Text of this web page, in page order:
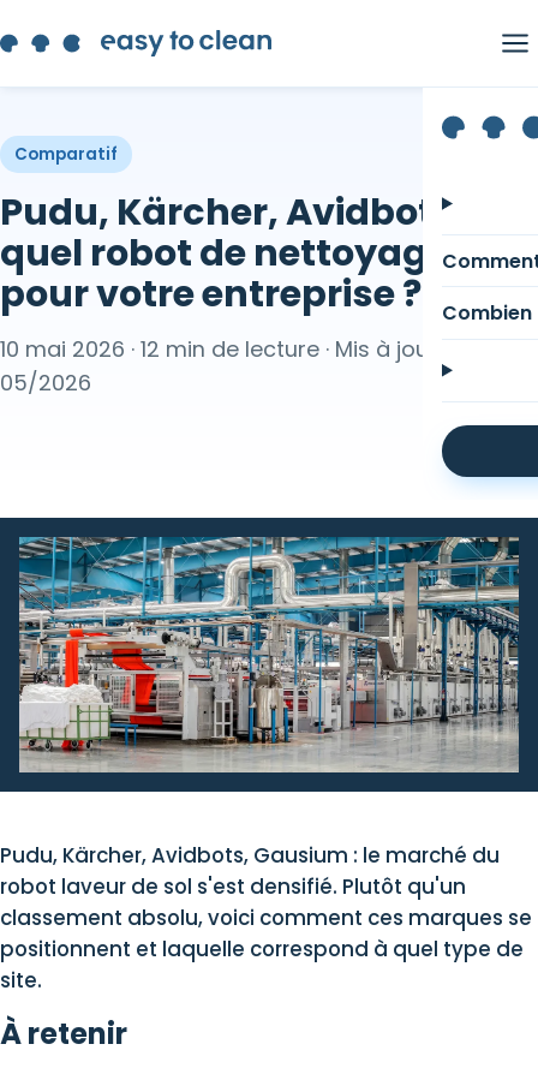
Comparatif
Pudu, Kärcher, Avidbots :
quel robot de nettoyage
pour votre entreprise ?
10 mai 2026 · 12 min de lecture · Mis à jour
05/2026
Pudu, Kärcher, Avidbots, Gausium : le marché du
robot laveur de sol s'est densifié. Plutôt qu'un
classement absolu, voici comment ces marques se
positionnent et laquelle correspond à quel type de
site.
À retenir